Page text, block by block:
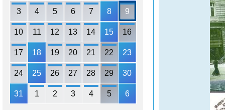
3 4 5 6 7 8 9
10 11 12 13 14 15 16
17 18 19 20 21 22 23
24 25 26 27 28 29 30
31 1 2 3 4 5 6